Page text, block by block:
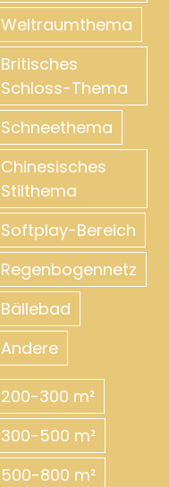
Weltraumthema
Britisches
Schloss-Thema
Schneethema
Chinesisches
Stilthema
Softplay-Bereich
Regenbogennetz
Bällebad
Andere
200-300 m²
300-500 m²
500-800 m²